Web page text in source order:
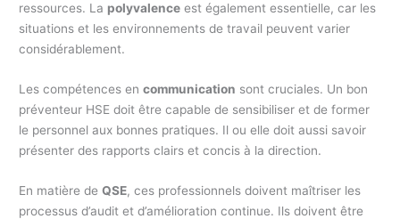
ressources. La polyvalence est également essentielle, car les
situations et les environnements de travail peuvent varier
considérablement.
Les compétences encommunication sont cruciales. Un bon
préventeur HSE doit être capable de sensibiliser et de former
le personnel aux bonnes pratiques. Il ou elle doit aussi savoir
présenter des rapports clairs et concis à la direction.
En matière deQSE, ces professionnels doivent maîtriser les
processus d’audit et d’amélioration continue. Ils doivent être